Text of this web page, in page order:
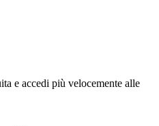
e accedi più velocemente alle